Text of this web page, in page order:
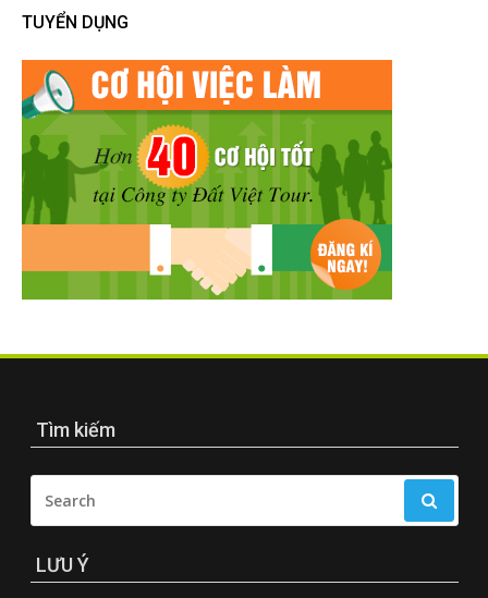
TUYỂN DỤNG
Tìm kiếm
FOR:
LƯU Ý